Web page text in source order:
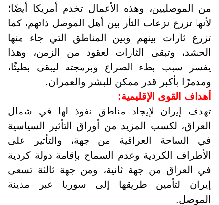
من الموصليين، وهذه الأعمال تخدم أمريكا أيضًا؛
لأنها تزرع نزعات الثأر بين أهل الموصل ذاتهم، كما
تزرع ثارات بينهم وبين المناطق التي جاء منها
الحشد، وتبقى الثارات لعقود من الزمن، وهذا
يفسر سبب بطء الصراع وبرمجته ليبقى بطيئًا،
ومدمرًا بأكبر قدر ممكن للبشر والعمران.
أهداف القوى الإقليمية:
تهدف إيران لإيجاد مناطق نفوذ لها في شمال
العراق، لكسب المزيد من أوراق التأثير السياسية
في الساحة العراقية من جهة، والتأثير على
الأطراف الكردية وعدم السماح بإقامة دولة كردية
في العراق من جهة ثانية، ومن جهة ثالثة تسعى
إيران لتأمين طريقها إلى سوريا عبر مدينة
الموصل.